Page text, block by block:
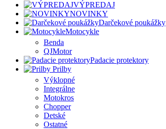
VÝPREDAJ
NOVINKY
Darčekové poukážky
Motocykle
Benda
QJMotor
Padacie protektory
Prilby
Výklopné
Integrálne
Motokros
Chopper
Detské
Ostatné